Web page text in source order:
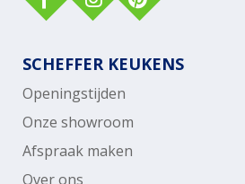
SCHEFFER KEUKENS
Openingstijden
Onze showroom
Afspraak maken
Over ons